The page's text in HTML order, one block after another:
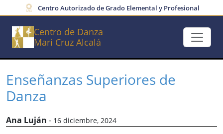
Centro Autorizado de Grado Elemental y Profesional
Centro de Danza
Mari Cruz Alcalá
Enseñanzas Superiores de
Danza
Ana Luján - 16 diciembre, 2024